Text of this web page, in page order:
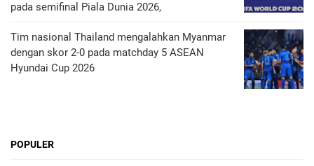
pada semifinal Piala Dunia 2026,
Tim nasional Thailand mengalahkan Myanmar
dengan skor 2-0 pada matchday 5 ASEAN
Hyundai Cup 2026
POPULER